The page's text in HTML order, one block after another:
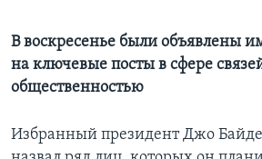
В воскресенье были объявлены
на ключевые посты в сфере
общественностью
Избранный президент Джо